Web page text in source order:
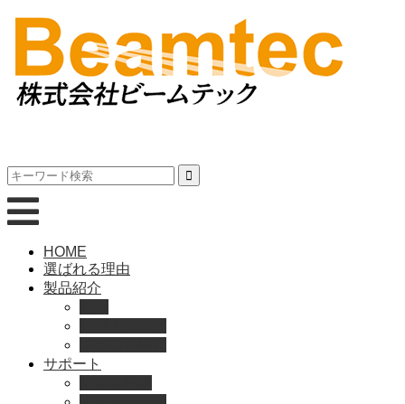
HOME
選ばれる理由
製品紹介
サポート